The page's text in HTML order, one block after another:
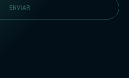
ENVIAR